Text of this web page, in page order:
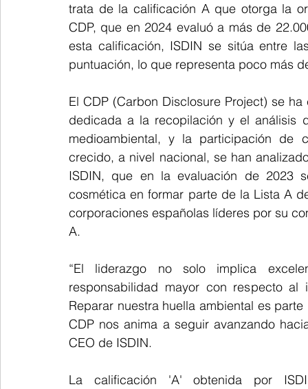
trata de la calificación A que otorga la
CDP, que en 2024 evaluó a más de
esta calificación, ISDIN se sitúa entre
puntuación, lo que representa poco más
El CDP (Carbon Disclosure Project) se
dedicada a la recopilación y el análisis
medioambiental, y la participación de
crecido, a nivel nacional, se han
ISDIN, que en la evaluación de 2023
cosmética en formar parte de la Lista A
corporaciones españolas líderes por su
A.
“El liderazgo no solo implica
responsabilidad mayor con respecto
Reparar nuestra huella ambiental es
CDP nos anima a seguir avanzando
CEO de ISDIN.
La calificación 'A' obtenida por